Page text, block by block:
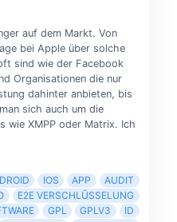
auf dem Markt. Von
bei Apple über solche
sind wie der Facebook
Organisationen die nur
dahinter anbieten, bis
sich auch um die
wie XMPP oder Matrix. Ich
IOS APP
AUDIT
E2E VERSCHLÜSSELUNG
GPL GPLV3
ID